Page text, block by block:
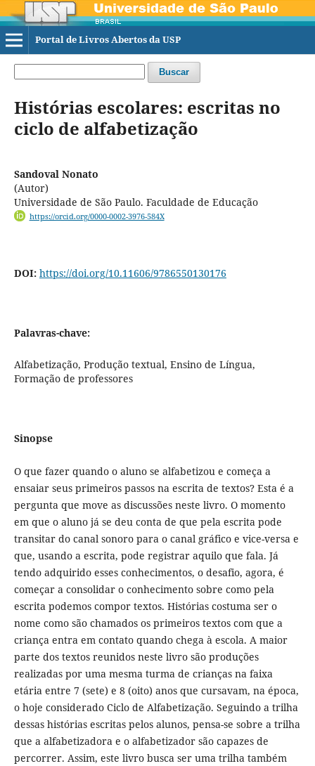
Portal de Livros Abertos da USP
Buscar
Histórias escolares: escritas no
ciclo de alfabetização
Sandoval Nonato
(Autor)
Universidade de São Paulo. Faculdade de Educação
https://orcid.org/0000-0002-3976-584X
DOI: https://doi.org/10.11606/9786550130176
Palavras-chave:
Alfabetização, Produção textual, Ensino de Língua,
Formação de professores
Sinopse
O que fazer quando o aluno se alfabetizou e começa a
ensaiar seus primeiros passos na escrita de textos? Esta é a
pergunta que move as discussões neste livro. O momento
em que o aluno já se deu conta de que pela escrita pode
transitar do canal sonoro para o canal gráfico e vice-versa e
que, usando a escrita, pode registrar aquilo que fala. Já
tendo adquirido esses conhecimentos, o desafio, agora, é
começar a consolidar o conhecimento sobre como pela
escrita podemos compor textos. Histórias costuma ser o
nome como são chamados os primeiros textos com que a
criança entra em contato quando chega à escola. A maior
parte dos textos reunidos neste livro são produções
realizadas por uma mesma turma de crianças na faixa
etária entre 7 (sete) e 8 (oito) anos que cursavam, na época,
o hoje considerado Ciclo de Alfabetização. Seguindo a trilha
dessas histórias escritas pelos alunos, pensa-se sobre a trilha
que a alfabetizadora e o alfabetizador são capazes de
percorrer. Assim, este livro busca ser uma trilha também